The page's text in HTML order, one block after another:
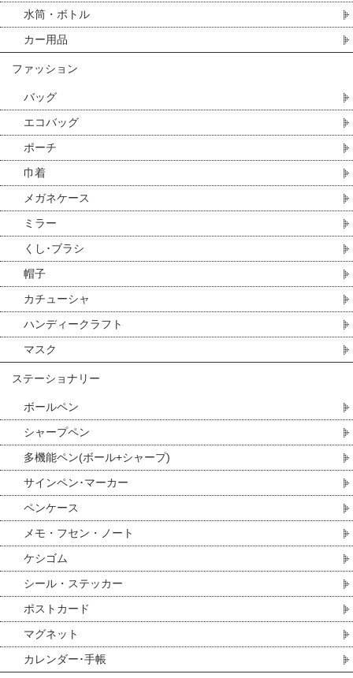
水筒・ボトル
カー用品
ファッション
バッグ
エコバッグ
ポーチ
巾着
メガネケース
ミラー
くし･ブラシ
帽子
カチューシャ
ハンディークラフト
マスク
ステーショナリー
ボールペン
シャープペン
多機能ペン(ボール+シャープ)
サインペン･マーカー
ペンケース
メモ・フセン・ノート
ケシゴム
シール・ステッカー
ポストカード
マグネット
カレンダー･手帳